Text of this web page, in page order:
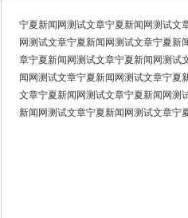
宁夏新闻网测试文章宁夏新闻网测试文
网测试文章宁夏新闻网测试文章宁夏
章宁夏新闻网测试文章宁夏新闻网测试
闻网测试文章宁夏新闻网测试文章宁夏
文章宁夏新闻网测试文章宁夏新闻网测
新闻网测试文章宁夏新闻网测试文章宁